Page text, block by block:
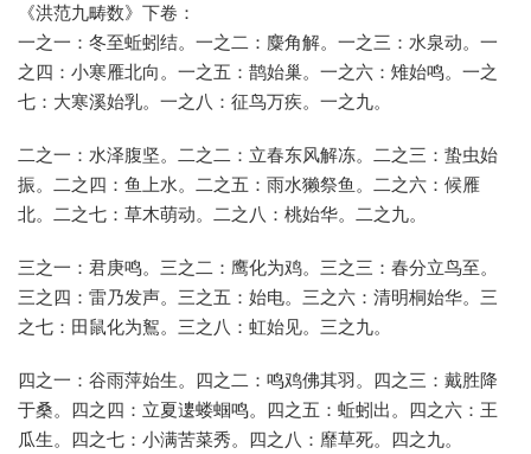
《洪范九畴数》下卷：
一之一：冬至蚯蚓结。一之二：麋角解。一之三：水泉动。一
之四：小寒雁北向。一之五：鹊始巢。一之六：雉始鸣。一之
七：大寒溪始乳。一之八：征鸟万疾。一之九。
二之一：水泽腹坚。二之二：立春东风解冻。二之三：蛰虫始
振。二之四：鱼上水。二之五：雨水獭祭鱼。二之六：候雁
北。二之七：草木萌动。二之八：桃始华。二之九。
三之一：君庚鸣。三之二：鹰化为鸡。三之三：春分立鸟至。
三之四：雷乃发声。三之五：始电。三之六：清明桐始华。三
之七：田鼠化为鴽。三之八：虹始见。三之九。
四之一：谷雨萍始生。四之二：鸣鸡佛其羽。四之三：戴胜降
于桑。四之四：立夏遱蝼蝈鸣。四之五：蚯蚓出。四之六：王
瓜生。四之七：小满苦菜秀。四之八：靡草死。四之九。